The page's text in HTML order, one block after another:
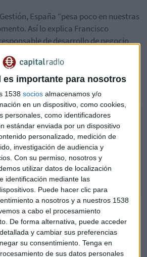
es importante para nosotros
1538 socios almacenamos y/o
en un dispositivo, como cookies,
personales, como identificadores
estándar enviada por un dispositivo
personalizado, medición de
investigación de audiencia y
Con su permiso, nosotros y
utilizar datos de localización
identificación mediante las
Puede hacer clic para
a nosotros y a nuestros 1538
a cabo el procesamiento
De forma alternativa, puede acceder
y cambiar sus preferencias
su consentimiento. Tenga en
de sus datos personales
España “pesa poco en nuestras
Así lo explica Francisco
de desarrollo de negocio
Gutiérrez. Aunque ahora no tienen
en cartera, sí tienen un bono de renta
siguen de cerca el mercado nacional.
márgenes de seguridad reducidos en
responsable de desarrollo de negocio
establecer si es momento de
en Amiral Gestión ven en la
de seguridad reducidos”. Pero, “si
etapa no madura del clico puedes
valores más cíclicos. Creemos que